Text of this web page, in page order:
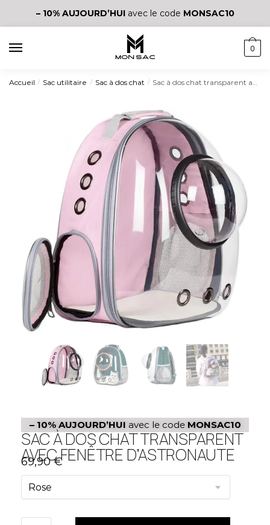
– 10% AUJOURD’HUIavec le code MONSAC10
0
Accueil / Sac utilitaire / Sac à dos chat / Sac à dos chat transparent avec fenêtre d’astronaute
– 10% AUJOURD’HUI avec le code MONSAC10
SAC À DOS CHAT TRANSPARENT
AVEC FENÊTRE D’ASTRONAUTE
69,90€